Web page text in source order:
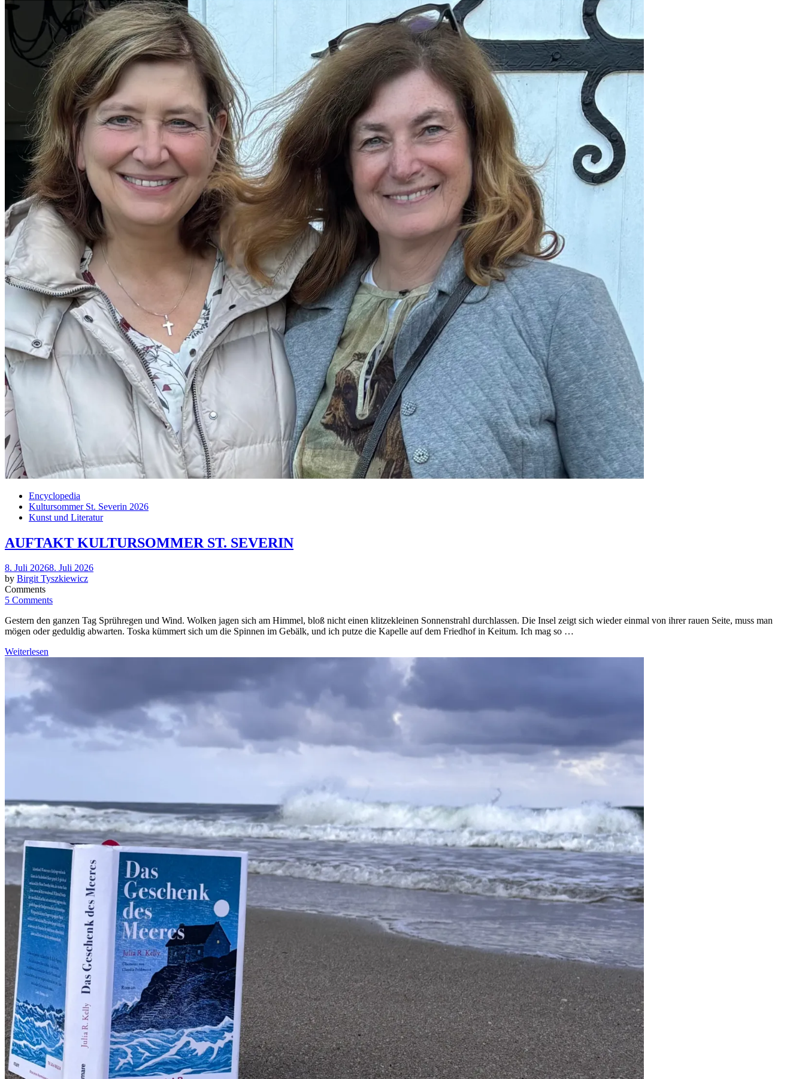
Encyclopedia
Kultursommer St. Severin 2026
Kunst und Literatur
AUFTAKT KULTURSOMMER ST. SEVERIN
Posted
on
8. Juli 20268. Juli 2026
by Birgit Tyszkiewicz
Comments
5 Comments
Gestern den ganzen Tag Sprühregen und Wind. Wolken jagen sich am Himmel, bloß nicht einen klitzekleinen Sonnenstrahl durchlassen. Die Insel zeigt sich wieder einmal von ihrer rauen Seite, muss man
mögen oder geduldig abwarten. Toska kümmert sich um die Spinnen im Gebälk, und ich putze die Kapelle auf dem Friedhof in Keitum. Ich mag so …
Weiterlesen